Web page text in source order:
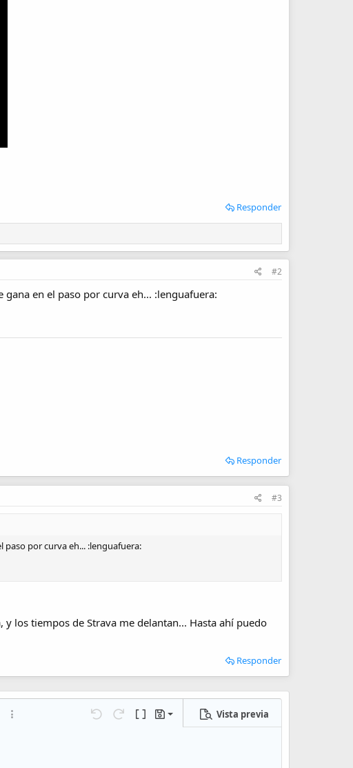
Responder
#2
en el paso por curva eh... :lenguafuera:
Responder
#3
paso por curva eh... :lenguafuera:
los tiempos de Strava me delantan... Hasta ahí puedo
Responder
table
Más opciones… DeshacerRehacerCambiar a código BB
Borradores
Guardar borrador
Vista previa